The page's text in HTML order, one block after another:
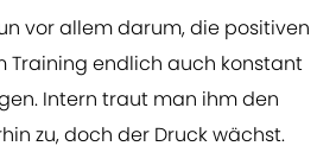
vor allem darum, die positiven
Training endlich auch konstant
Intern traut man ihm den
zu, doch der Druck wächst.